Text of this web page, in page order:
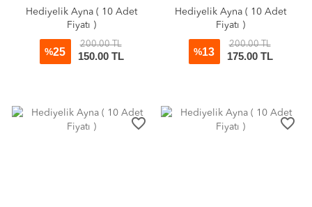
Hediyelik Ayna ( 10 Adet
Fiyatı )
%25
200.00 TL
150.00 TL
Hediyelik Ayna ( 10 Adet
Fiyatı )
%13
200.00 TL
175.00 TL
favorite_border favorite_border